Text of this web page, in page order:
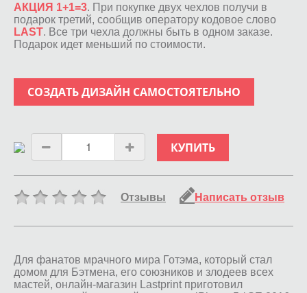
АКЦИЯ 1+1=3. При покупке двух чехлов получи в
подарок третий, сообщив оператору кодовое слово
LAST. Все три чехла должны быть в одном заказе.
Подарок идет меньший по стоимости.
СОЗДАТЬ ДИЗАЙН САМОСТОЯТЕЛЬНО
КУПИТЬ
Отзывы Написать отзыв
Для фанатов мрачного мира Готэма, который стал
домом для Бэтмена, его союзников и злодеев всех
мастей, онлайн-магазин Lastprint приготовил